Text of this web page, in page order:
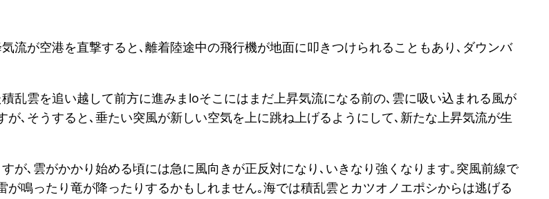
流が空港を直撃すると､離着陸途中の飛行機が地面に叩きつけられることもあり､ダウンバ
乱雲を追い越して前方に進みまloそこにはまだ上昇気流になる前の､雲に吸い込まれる風が
､そうすると､垂たい突風が新しい空気を上に跳ね上げるようにして､新たな上昇気流が生
が､雲がかかり始める頃には急に風向きが正反対になり､いきなり強くなります｡突風前線で
鳴ったり竜が降ったりするかもしれません｡海では積乱雲とカツオノエポシからは逃げる